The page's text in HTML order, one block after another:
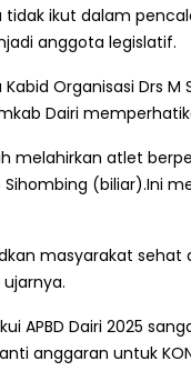
ikut dalam
anggota legislatif.
Organisasi Drs
Dairi
melahirkan atlet
(biliar).Ini
masyarakat
APBD Dairi 2025
anggaran untuk